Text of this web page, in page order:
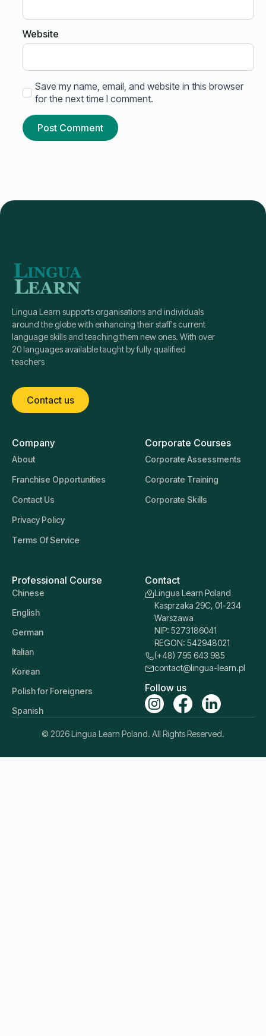
Website
Save my name, email, and website in this browser
for the next time I comment.
Lingua Learn supports organisations and individuals
around the globe with enhancing their staff's current
language skills and teaching them new ones. With over
20 languages available taught by fully qualified
teachers
Contact us
Company
About
Franchise Opportunities
Contact Us
Privacy Policy
Terms Of Service
Corporate Courses
Corporate Assessments
Corporate Training
Corporate Skills
Professional Course
Chinese
English
German
Italian
Korean
Polish for Foreigners
Spanish
Contact
Lingua Learn Poland
Kasprzaka 29C, 01-234
Warszawa
NIP: 5273186041
REGON: 542948021
(+48) 795 643 985
contact@lingua-learn.pl
Follow us
© 2026 Lingua Learn Poland. All Rights Reserved.